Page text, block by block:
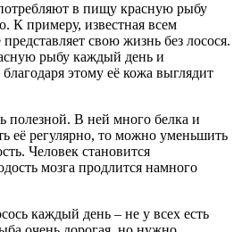
в пищу красную рыбу
К примеру, известная всем
свою жизнь без лосося.
рыбу каждый день и
этому её кожа выглядит
полезной. В ней много белка и
её регулярно, то можно уменьшить
Человек становится
мозга продлится намного
каждый день – не у всех есть